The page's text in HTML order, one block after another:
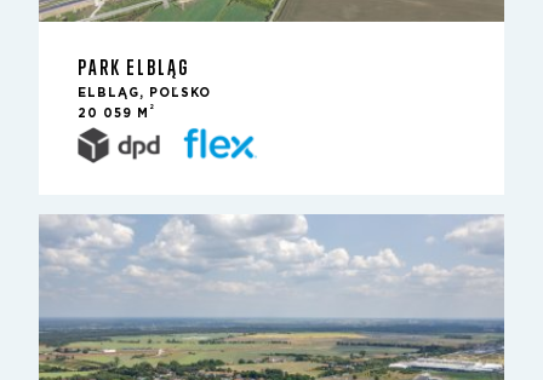
PARK ELBLĄG
ELBLĄG, POĽSKO
20 059 M
2